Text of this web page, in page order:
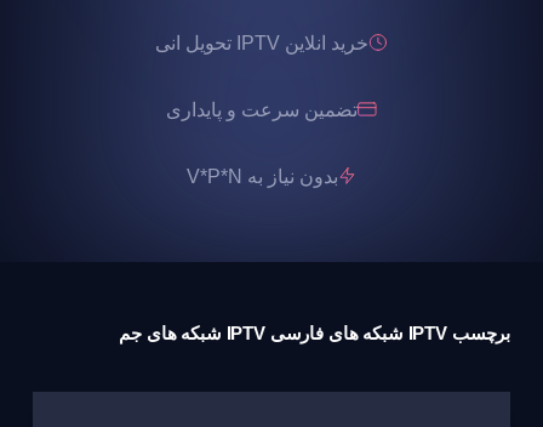
خرید انلاین IPTV تحویل انی
تضمین سرعت و پایداری
بدون نیاز به V*P*N
برچسب